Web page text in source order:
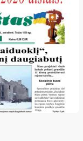
Valstybės